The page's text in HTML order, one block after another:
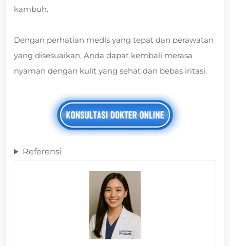
kambuh.
Dengan perhatian medis yang tepat dan perawatan
yang disesuaikan, Anda dapat kembali merasa
nyaman dengan kulit yang sehat dan bebas iritasi.
Referensi